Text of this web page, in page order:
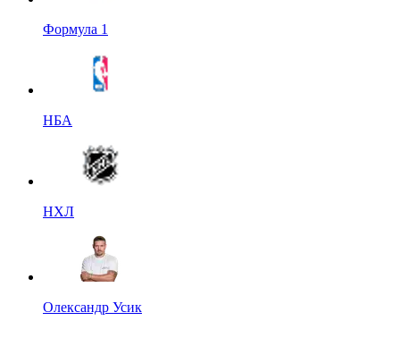
Формула 1
НБА
НХЛ
Олександр Усик